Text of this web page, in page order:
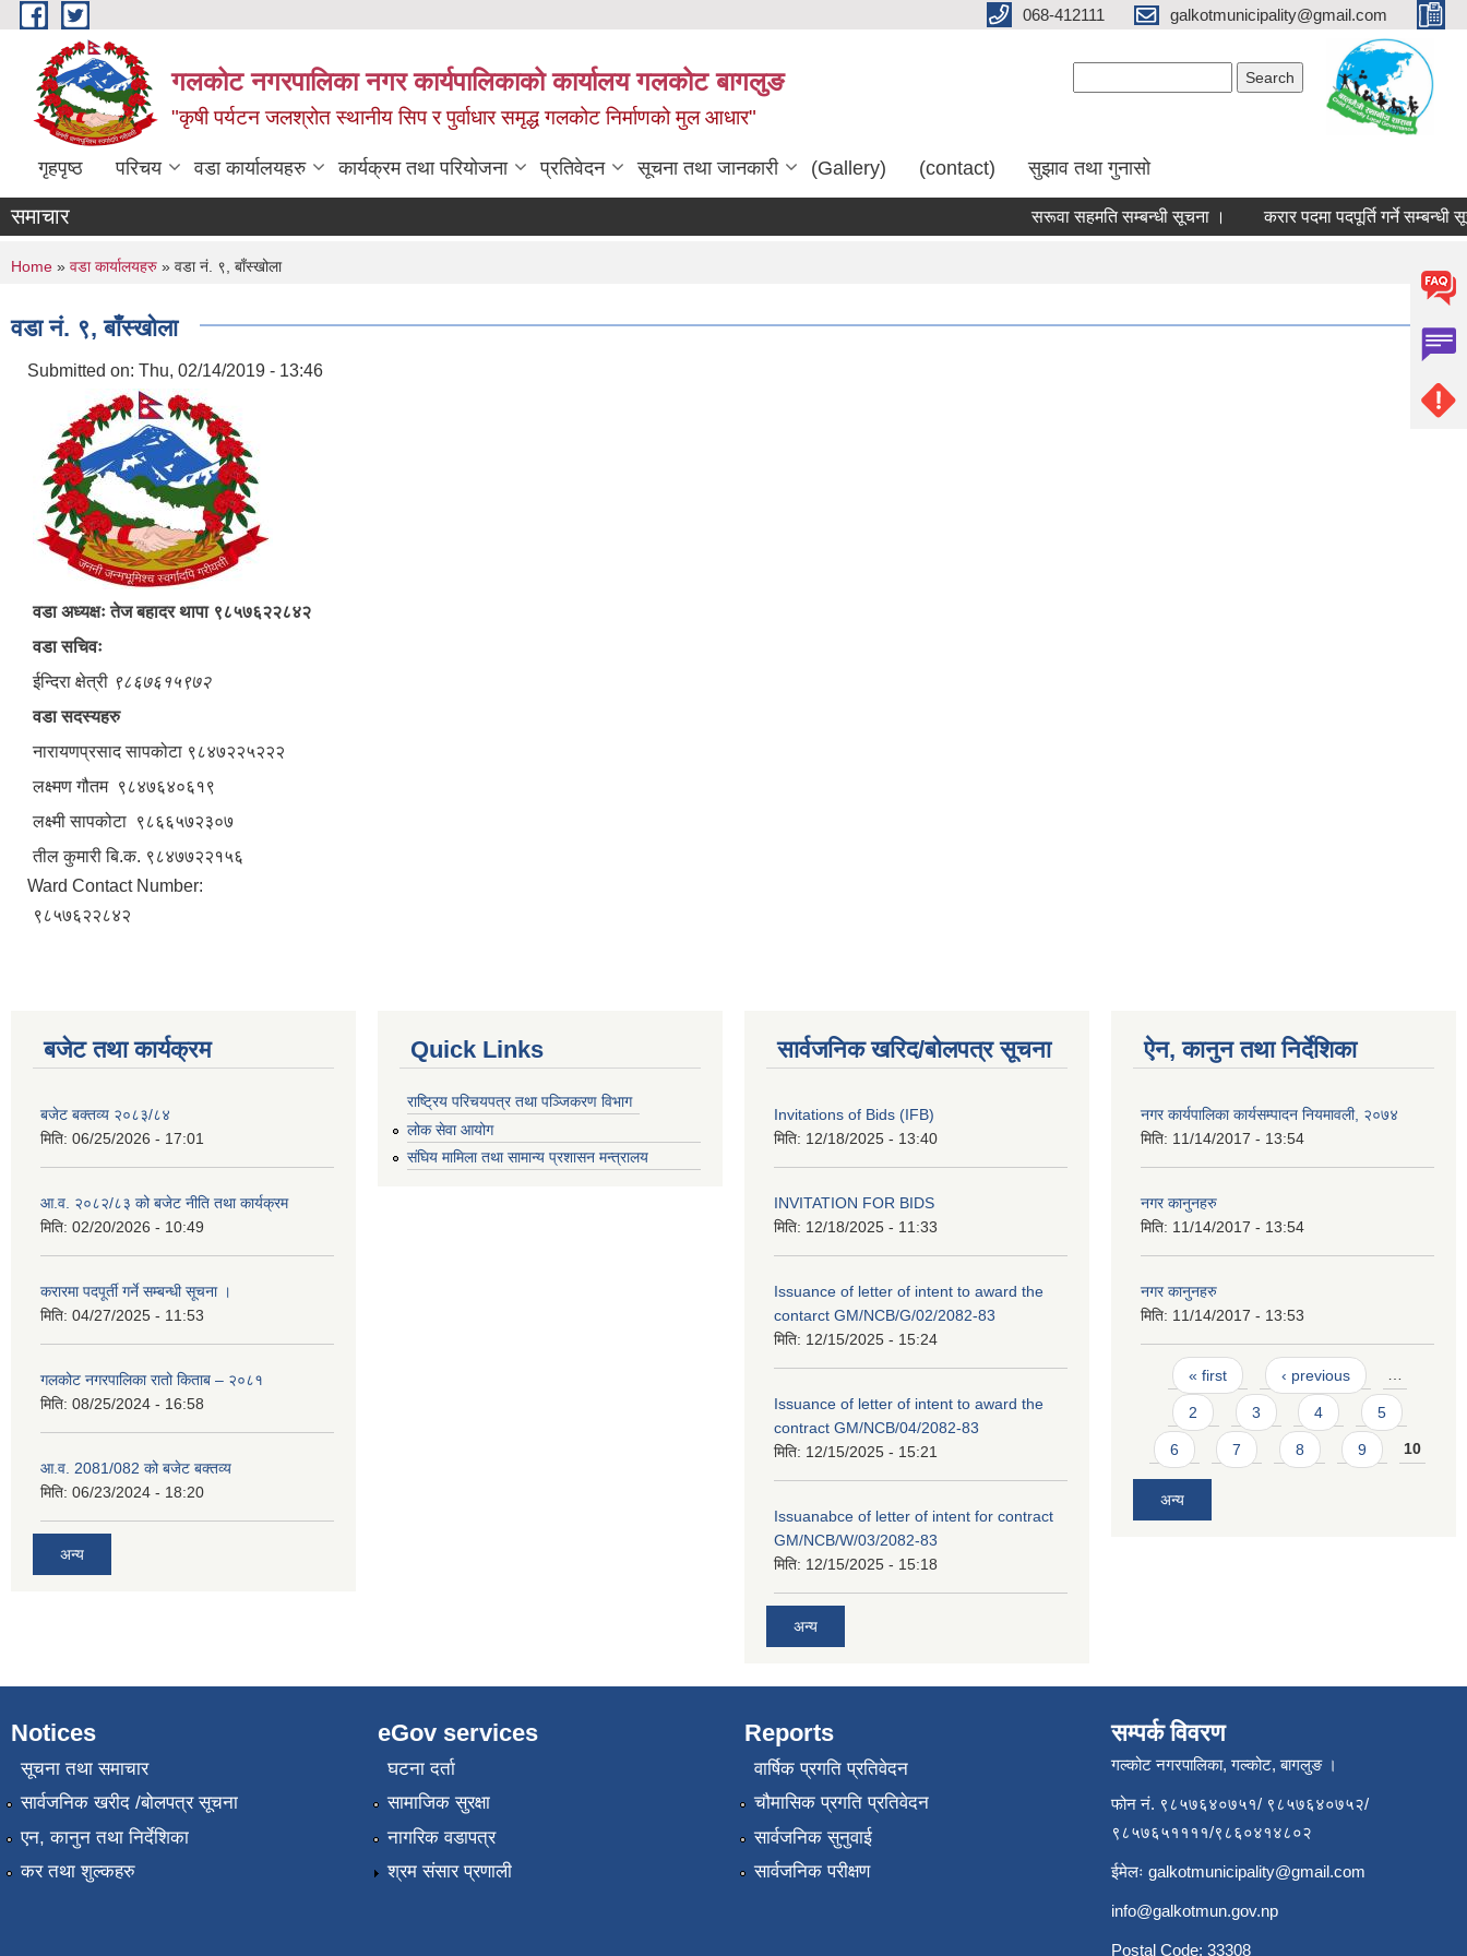
Skip to main content 068-412111 galkotmunicipality@gmail.com
गलकोट नगरपालिका नगर कार्यपालिकाको कार्यालय गलकोट बागलुङ
"कृषी पर्यटन जलश्रोत स्थानीय सिप र पुर्वाधार समृद्ध गलकोट निर्माणको मुल आधार"
गृहपृष्ठ परिचय वडा कार्यालयहरु कार्यक्रम तथा परियोजना प्रतिवेदन सूचना तथा जानकारी (Gallery) (contact) सुझाव तथा गुनासो
समाचार सरूवा सहमति सम्बन्धी सूचना । करार पदमा पदपूर्ति गर्ने सम्बन्धी
You are here
Home » वडा कार्यालयहरु » वडा नं. ९, बाँस्खोला
वडा नं. ९, बाँस्खोला
Submitted on: Thu, 02/14/2019 - 13:46
वडा अध्यक्षः तेज बहादर थापा ९८५७६२२८४२
वडा सचिवः
ईन्दिरा क्षेत्री ९८६७६१५९७२
वडा सदस्यहरु
नारायणप्रसाद सापकोटा ९८४७२२५२२२
लक्ष्मण गौतम ९८४७६४०६१९
लक्ष्मी सापकोटा ९८६६५७२३०७
तील कुमारी बि.क. ९८४७७२२१५६
Ward Contact Number:
९८५७६२२८४२
बजेट तथा कार्यक्रम
बजेट बक्तव्य २०८३/८४
मिति: 06/25/2026 - 17:01
आ.व. २०८२/८३ को बजेट नीति तथा कार्यक्रम
मिति: 02/20/2026 - 10:49
करारमा पदपूर्ती गर्ने सम्बन्धी सूचना ।
मिति: 04/27/2025 - 11:53
गलकोट नगरपालिका रातो किताब – २०८१
मिति: 08/25/2024 - 16:58
आ.व. 2081/082 को बजेट बक्तव्य
मिति: 06/23/2024 - 18:20
अन्य
Quick Links
राष्ट्रिय परिचयपत्र तथा पञ्जिकरण विभाग
लोक सेवा आयोग
संघिय मामिला तथा सामान्य प्रशासन मन्त्रालय
सार्वजनिक खरिद/बोलपत्र सूचना
Invitations of Bids (IFB)
मिति: 12/18/2025 - 13:40
INVITATION FOR BIDS
मिति: 12/18/2025 - 11:33
Issuance of letter of intent to award the
contarct GM/NCB/G/02/2082-83
मिति: 12/15/2025 - 15:24
Issuance of letter of intent to award the
contract GM/NCB/04/2082-83
मिति: 12/15/2025 - 15:21
Issuanabce of letter of intent for contract
GM/NCB/W/03/2082-83
मिति: 12/15/2025 - 15:18
अन्य
ऐन, कानुन तथा निर्देशिका
नगर कार्यपालिका कार्यसम्पादन नियमावली, २०७४
मिति: 11/14/2017 - 13:54
नगर कानुनहरु
मिति: 11/14/2017 - 13:54
नगर कानुनहरु
मिति: 11/14/2017 - 13:53
Pages
« first ‹ previous …
2 3 4 5
6 7 8 9 10
अन्य
Notices
सूचना तथा समाचार
सार्वजनिक खरीद /बोलपत्र सूचना
एन, कानुन तथा निर्देशिका
कर तथा शुल्कहरु
eGov services
घटना दर्ता
सामाजिक सुरक्षा
नागरिक वडापत्र
श्रम संसार प्रणाली
Reports
वार्षिक प्रगति प्रतिवेदन
चौमासिक प्रगति प्रतिवेदन
सार्वजनिक सुनुवाई
सार्वजनिक परीक्षण
सम्पर्क विवरण
गल्कोट नगरपालिका, गल्कोट, बागलुङ ।
फोन नं. ९८५७६४०७५१/ ९८५७६४०७५२/
९८५७६५११११/९८६०४१४८०२
ईमेलः galkotmunicipality@gmail.com
info@galkotmun.gov.np
Postal Code: 33308